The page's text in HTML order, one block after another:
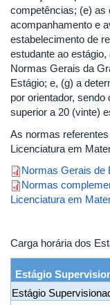
competências; (e) as
acompanhamento e
estabelecimento de
estudante ao
Normas Gerais da
Estágio; e, (g) a
por orientador,
superior a 20 (vinte)
As normas
Licenciatura em
Normas Gerais de
Normas
Licenciatura em
Carga horária dos
Estágio
Estágio